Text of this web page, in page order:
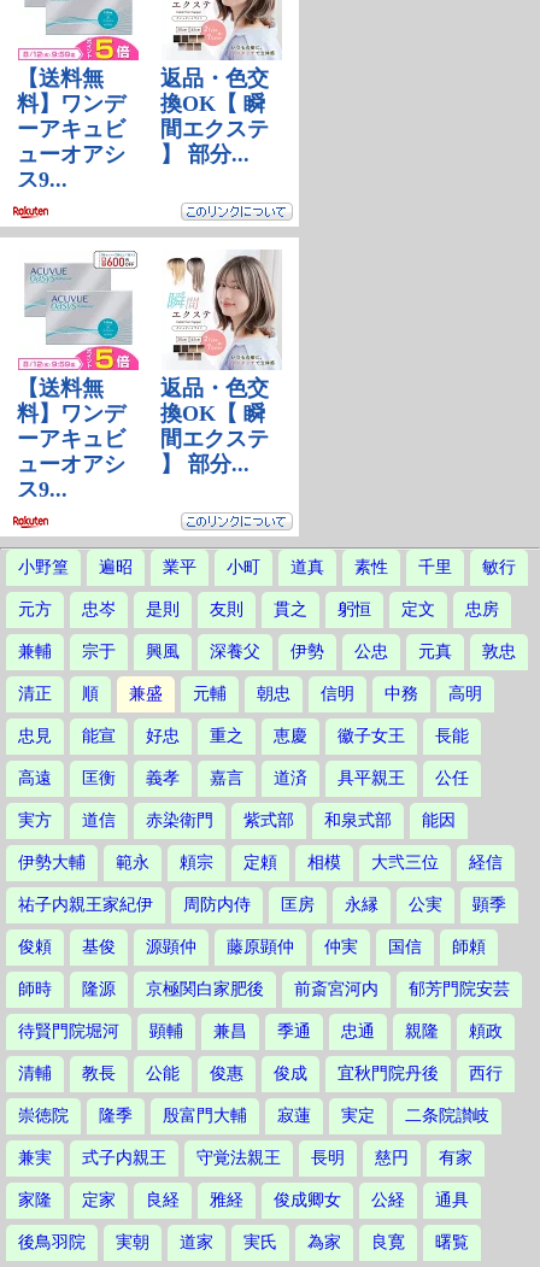
小野篁 遍昭 業平 小町 道真 素性 千里 敏行
元方 忠岑 是則 友則 貫之 躬恒 定文 忠房
兼輔 宗于 興風 深養父 伊勢 公忠 元真 敦忠
清正 順 兼盛 元輔 朝忠 信明 中務 高明
忠見 能宣 好忠 重之 恵慶 徽子女王 長能
高遠 匡衡 義孝 嘉言 道済 具平親王 公任
実方 道信 赤染衛門 紫式部 和泉式部 能因
伊勢大輔 範永 頼宗 定頼 相模 大弐三位 経信
祐子内親王家紀伊 周防内侍 匡房 永縁 公実 顕季
俊頼 基俊 源顕仲 藤原顕仲 仲実 国信 師頼
師時 隆源 京極関白家肥後 前斎宮河内 郁芳門院安芸
待賢門院堀河 顕輔 兼昌 季通 忠通 親隆 頼政
清輔 教長 公能 俊惠 俊成 宜秋門院丹後 西行
崇徳院 隆季 殷富門大輔 寂蓮 実定 二条院讃岐
兼実 式子内親王 守覚法親王 長明 慈円 有家
家隆 定家 良経 雅経 俊成卿女 公経 通具
後鳥羽院 実朝 道家 実氏 為家 良寛 曙覧